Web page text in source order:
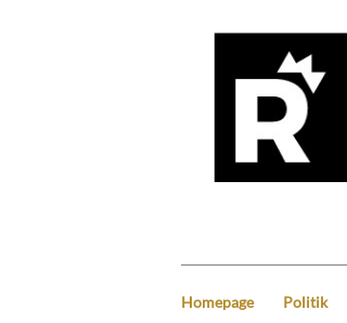
Homepage Politik